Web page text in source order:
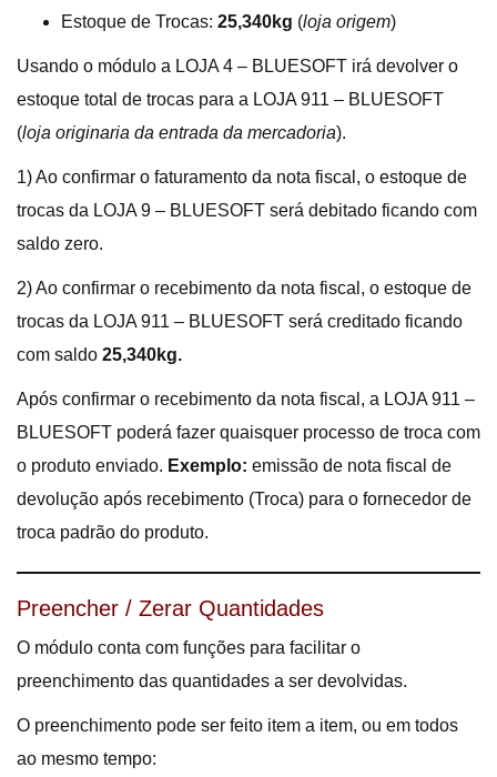
Estoque de Trocas: 25,340kg (loja origem)
Usando o módulo a LOJA 4 – BLUESOFT irá devolver o
estoque total de trocas para a LOJA 911 – BLUESOFT
(loja originaria da entrada da mercadoria).
1) Ao confirmar o faturamento da nota fiscal, o estoque de
trocas da LOJA 9 – BLUESOFT será debitado ficando com
saldo zero.
2) Ao confirmar o recebimento da nota fiscal, o estoque de
trocas da LOJA 911 – BLUESOFT será creditado ficando
com saldo 25,340kg.
Após confirmar o recebimento da nota fiscal, a LOJA 911 –
BLUESOFT poderá fazer quaisquer processo de troca com
o produto enviado. Exemplo: emissão de nota fiscal de
devolução após recebimento (Troca) para o fornecedor de
troca padrão do produto.
Preencher / Zerar Quantidades
O módulo conta com funções para facilitar o
preenchimento das quantidades a ser devolvidas.
O preenchimento pode ser feito item a item, ou em todos
ao mesmo tempo: